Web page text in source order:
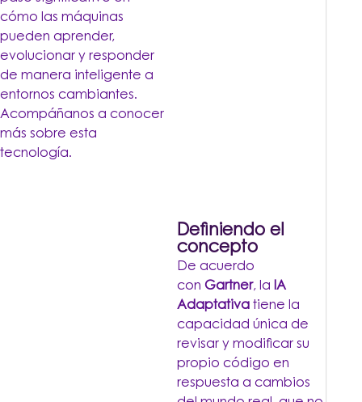
cómo las máquinas
pueden aprender,
evolucionar y responder
de manera inteligente a
entornos cambiantes.
Acompáñanos a conocer
más sobre esta
tecnología.
Definiendo el
concepto
De acuerdo
con Gartner, la IA
Adaptativa tiene la
capacidad única de
revisar y modificar su
propio código en
respuesta a cambios